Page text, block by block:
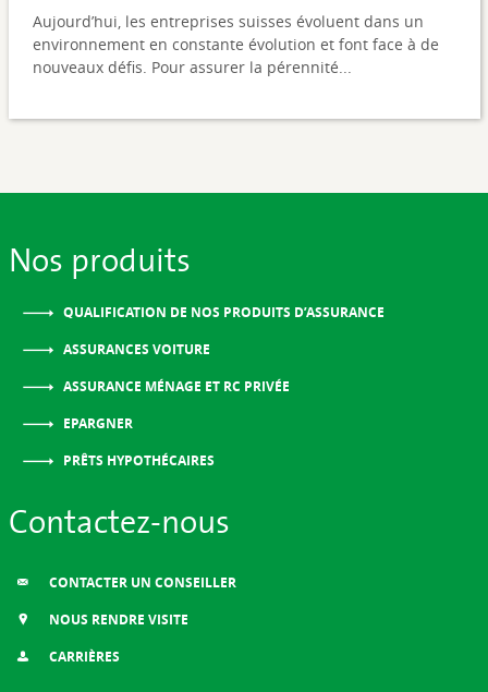
Aujourd’hui, les entreprises suisses évoluent dans un
environnement en constante évolution et font face à de
nouveaux défis. Pour assurer la pérennité...
Nos produits
QUALIFICATION DE NOS PRODUITS D’ASSURANCE
ASSURANCES VOITURE
ASSURANCE MÉNAGE ET RC PRIVÉE
EPARGNER
PRÊTS HYPOTHÉCAIRES
Contactez-nous
CONTACTER UN CONSEILLER
NOUS RENDRE VISITE
CARRIÈRES